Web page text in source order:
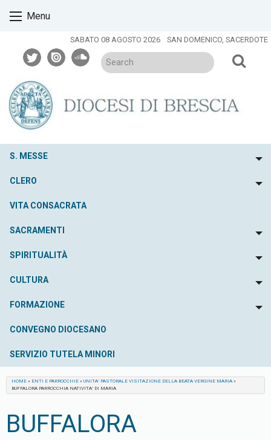
Menu
SABATO 08 AGOSTO 2026 SAN DOMENICO, SACERDOTE
twitterissuusoundcloud
S. MESSE
CLERO
VITA CONSACRATA
SACRAMENTI
SPIRITUALITÀ
CULTURA
FORMAZIONE
CONVEGNO DIOCESANO
SERVIZIO TUTELA MINORI
HOME » ENTI E PARROCCHIE » UNITA’ PASTORALE VISITAZIONE DELLA BEATA VERGINE MARIA »
BUFFALORA PARROCCHIA NATIVITA’ DI MARIA
BUFFALORA